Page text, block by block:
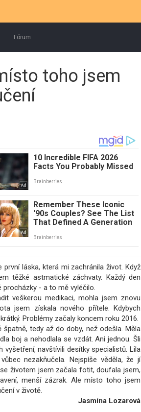
Fórum
toho jsem
první láska, která mi zachránila život. Když
těžké astmatické záchvaty. Každý den
- a to mě vyléčilo.
veškerou medikaci, mohla jsem znovu
jsem získala nového přítele. Kdybych
Problémy začaly koncem roku 2016.
tedy až do doby, než odešla. Měla
boj a nehodlala se vzdát. Ani jednou. Šli
vyšetření, navštívili desítky specialistů. Lila
nezakňučela. Nejspíše věděla, že jí
životem jsem začala fotit, doufala jsem,
menší zázrak. Ale místo toho jsem
v životě.
Jasmína Lozarová